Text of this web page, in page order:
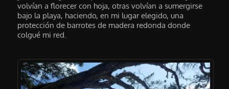
volvían a florecer con hoja, otras volvían a sumergirse
bajo la playa, haciendo, en mi lugar elegido, una
protección de barrotes de madera redonda donde
colgué mi red.